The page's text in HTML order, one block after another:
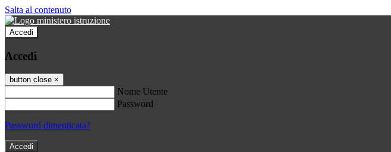
Salta al contenuto
Accedi
Accedi
button close ×
Nome Utente
Password
Password dimenticata?